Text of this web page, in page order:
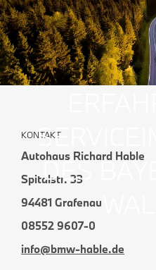
SERVICE
DES
KONTAKT
Autohaus Richard Hable
Spitalstr. 33
94481 Grafenau
08552 9607-0
info@bmw-hable.de